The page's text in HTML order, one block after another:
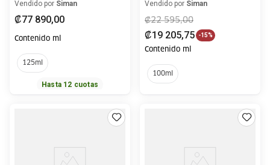
Perfum 125ml
Vendido por Siman
₡77 890,00
Contenido ml
125ml
Hasta 12 cuotas
Vendido por Siman
₡22 595,00
₡19 205,75 -15%
Contenido ml
100ml